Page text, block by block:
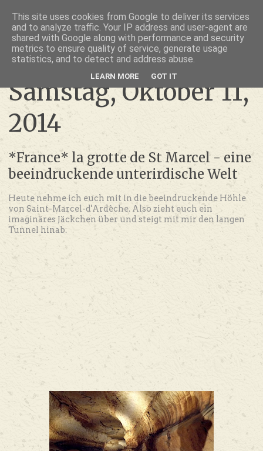
thru lensed eyes
- das Schöne im Fokus -
Samstag, Oktober 11,
2014
*France* la grotte de St Marcel - eine
beeindruckende unterirdische Welt
Heute nehme ich euch mit in die beeindruckende Höhle
von Saint-Marcel-d'Ardèche. Also zieht euch ein
imaginäres Jäckchen über und steigt mit mir den langen
Tunnel hinab.
This site uses cookies from Google to deliver its services
and to analyze traffic. Your IP address and user-agent are
shared with Google along with performance and security
metrics to ensure quality of service, generate usage
statistics, and to detect and address abuse.
LEARN MORE GOT IT